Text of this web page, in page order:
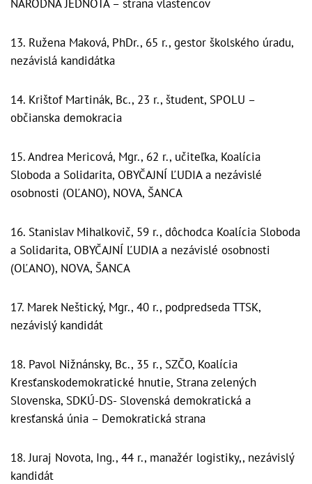
NÁRODNÁ JEDNOTA – strana vlastencov
13. Ružena Maková, PhDr., 65 r., gestor školského úradu,
nezávislá kandidátka
14. Krištof Martinák, Bc., 23 r., študent, SPOLU –
občianska demokracia
15. Andrea Mericová, Mgr., 62 r., učiteľka, Koalícia
Sloboda a Solidarita, OBYČAJNÍ ĽUDIA a nezávislé
osobnosti (OĽANO), NOVA, ŠANCA
16. Stanislav Mihalkovič, 59 r., dôchodca Koalícia Sloboda
a Solidarita, OBYČAJNÍ ĽUDIA a nezávislé osobnosti
(OĽANO), NOVA, ŠANCA
17. Marek Neštický, Mgr., 40 r., podpredseda TTSK,
nezávislý kandidát
18. Pavol Nižnánsky, Bc., 35 r., SZČO, Koalícia
Kresťanskodemokratické hnutie, Strana zelených
Slovenska, SDKÚ-DS- Slovenská demokratická a
kresťanská únia – Demokratická strana
18. Juraj Novota, Ing., 44 r., manažér logistiky,, nezávislý
kandidát